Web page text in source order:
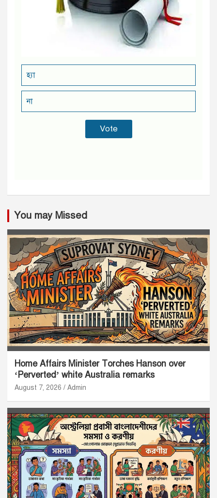
হ্যা
না
You may Missed
Home Affairs Minister Torches Hanson over
‘Perverted’ white Australia remarks
August 7, 2026 Admin